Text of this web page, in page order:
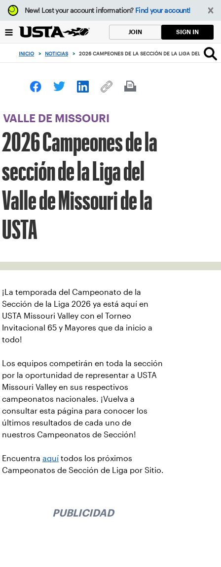
Enfoque
desde
botón
volver
principio
New!Lost your account information? Find your account!
JOIN SIGN IN
INICIO > NOTICIAS > 2026 CAMPEONES DE LA SECCIÓN DE LA LIGA DEL VALLE
VALLE DE MISSOURI
2026 Campeones de la
sección de la Liga del
Valle de Missouri de la
USTA
¡La temporada del Campeonato de la
Sección de la Liga 2026 ya está aquí en
USTA Missouri Valley con el Torneo
Invitacional 65 y Mayores que da inicio a
todo!
Los equipos competirán en toda la sección
por la oportunidad de representar a USTA
Missouri Valley en sus respectivos
campeonatos nacionales. ¡Vuelva a
consultar esta página para conocer los
últimos resultados de cada uno de
nuestros Campeonatos de Sección!
Encuentra aquí todos los próximos
Campeonatos de Sección de Liga por Sitio.
PUBLICIDAD